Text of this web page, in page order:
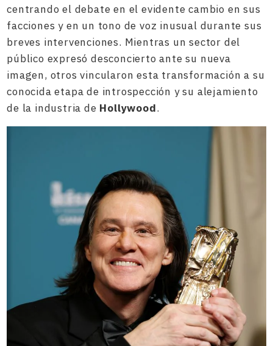
centrando el debate en el evidente cambio en sus
facciones y en un tono de voz inusual durante sus
breves intervenciones. Mientras un sector del
público expresó desconcierto ante su nueva
imagen, otros vincularon esta transformación a su
conocida etapa de introspección y su alejamiento
de la industria de Hollywood.